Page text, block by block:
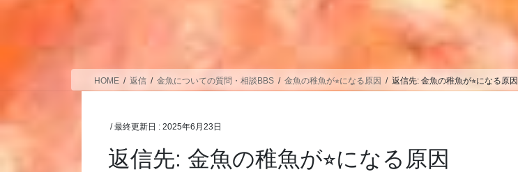
HOME 返信 金魚についての質問・相談BBS 金魚の稚魚が⭐︎になる原因 返信先: 金魚の稚魚が⭐︎になる原因
/ 最終更新日 :2025年6月23日
返信先: 金魚の稚魚が⭐︎になる原因